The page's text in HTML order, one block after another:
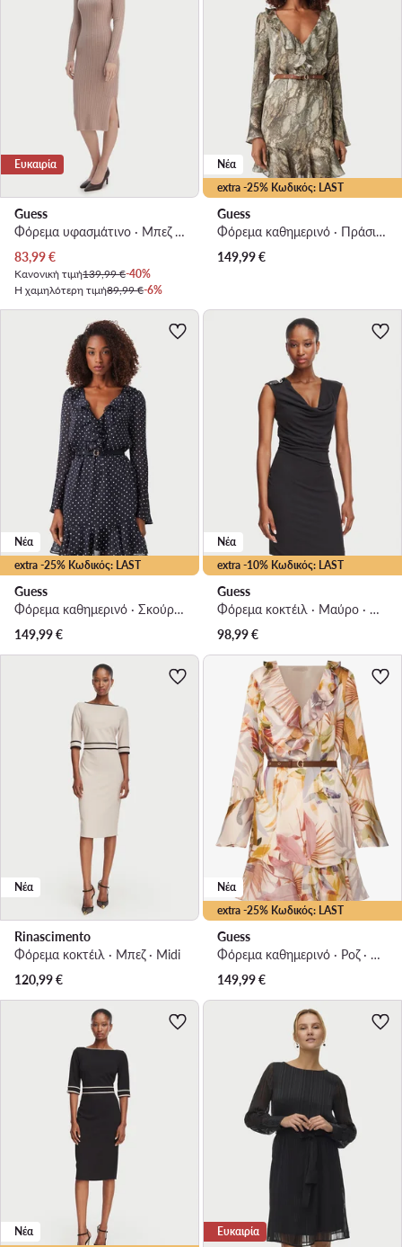
Ευκαιρία
Guess
Φόρεμα υφασμάτινο · Μπεζ · Midi
Τρέχουσα τιμή
83,99€
Κανονική τιμή139,99 €-40%
Η χαμηλότερη τιμή89,99 €-6%
extra -25% Κωδικός: LAST
Νέα
Guess
Φόρεμα καθημερινό · Πράσινο · Mini
149,99€
extra -25% Κωδικός: LAST
Νέα
Guess
Φόρεμα καθημερινό · Σκούρο μπλε · Mini
149,99€
extra -10% Κωδικός: LAST
Νέα
Guess
Φόρεμα κοκτέιλ · Μαύρο · Mini
98,99€
Νέα
Rinascimento
Φόρεμα κοκτέιλ · Μπεζ · Midi
120,99€
extra -25% Κωδικός: LAST
Νέα
Guess
Φόρεμα καθημερινό · Ροζ · Mini
149,99€
Νέα Ευκαιρία